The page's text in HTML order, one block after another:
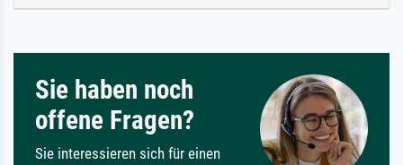
Sie haben noch
offene Fragen?
Sie interessieren sich für einen